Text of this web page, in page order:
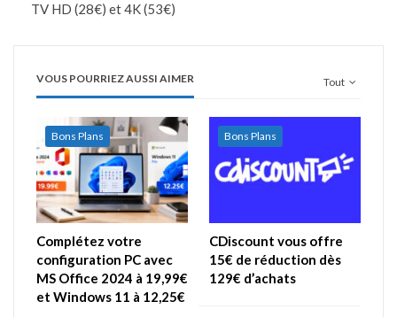
TV HD (28€) et 4K (53€)
Tout
VOUS POURRIEZ AUSSI AIMER
Bons Plans
Complétez votre
configuration PC avec
MS Office 2024 à 19,99€
et Windows 11 à 12,25€
Bons Plans
CDiscount vous offre
15€ de réduction dès
129€ d’achats